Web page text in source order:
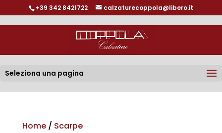
+39 342 8421722 calzaturecoppola@libero.it
Seleziona una pagina
Home/ Scarpe